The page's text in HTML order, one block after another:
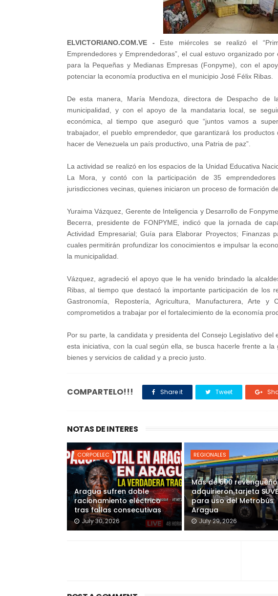
ELVICTORIANO.COM.VE - Este miércoles se realizó el
Emprendedores y Emprendedoras”, el cual estuvo organizado
para la Pequeñas y Medianas Empresas (Fonpyme), con el
potenciar la economía productiva en el municipio José Félix Ribas.
De esta manera, María Mendoza, directora de Despacho de
municipalidad, y con el apoyo de la mandataria local, se
económica, al tiempo que aseguró que “juntos vamos a
trabajador, el pueblo emprendedor, que garantizará los
hacer de Venezuela un país productivo, una Patria de paz”.
La actividad se realizó en los espacios de la Unidad Educativa
La Mora, y contó con la participación de 35
jurisdicciones vecinas, quienes iniciaron un proceso de formación
Yuraima Vázquez, Gerente de Inteligencia y Desarrollo de
Becerra, presidente de FONPYME, indicó que la jornada de
Actividad Empresarial; Guía para Elaborar Proyectos; Finanzas
cuales permitirán profundizar los conocimientos e impulsar la
la municipalidad.
Vázquez, agradeció el apoyo que le ha venido brindado la
Ribas, al tiempo que destacó la importante participación de los
Gastronomía, Repostería, Agricultura, Manufacturera, Arte y
comprometidos a trabajar por el fortalecimiento de la economía
Por su parte, la candidata y presidenta del Consejo Legislativo del
esta iniciativa, con la cual según ella, se busca hacerle frente a
bienes y servicios de calidad y a precio justo.
COMPARTELO!!! Share it Tweet
NOTAS DE INTERES
CORPOELEC
Aragua sufren doble
racionamiento eléctrico
tras fallas consecutivas
July 30, 2026
REGIONALES
Más de 600
adquirieron tarjeta
para uso del Metrobús
Aragua
July 29, 2026